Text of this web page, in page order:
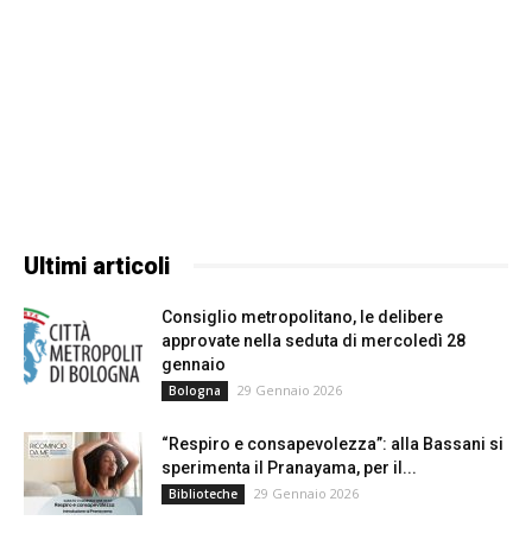
Ultimi articoli
Consiglio metropolitano, le delibere
approvate nella seduta di mercoledì 28
gennaio
Bologna 29 Gennaio 2026
“Respiro e consapevolezza”: alla Bassani si
sperimenta il Pranayama, per il...
Biblioteche 29 Gennaio 2026